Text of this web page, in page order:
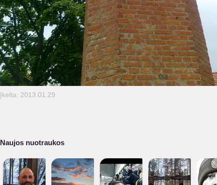
Įkelta: 2013.01.29
Naujos nuotraukos